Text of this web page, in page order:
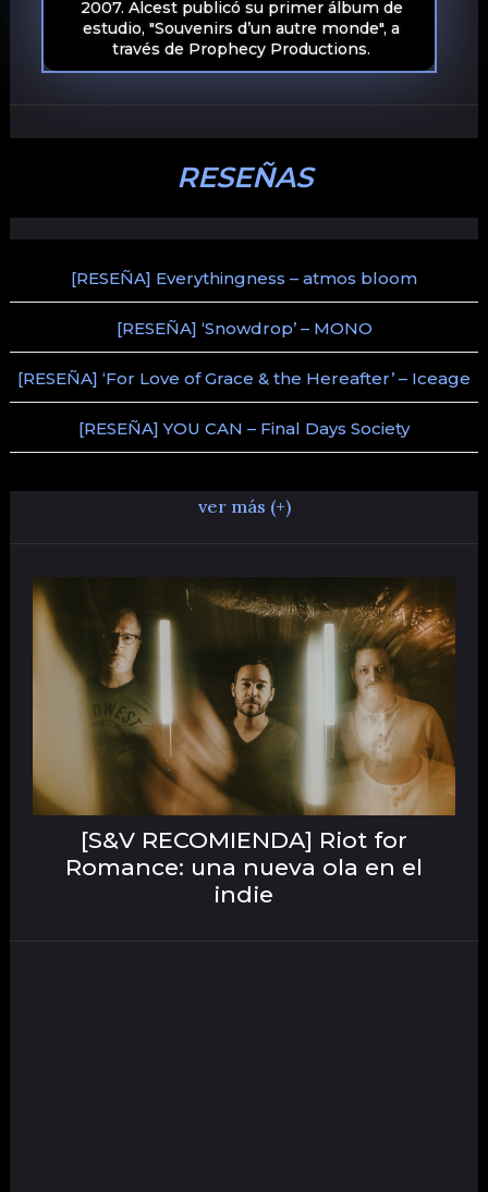
2007. Alcest publicó su primer álbum de
estudio, "Souvenirs d’un autre monde", a
través de Prophecy Productions.
RESEÑAS
[RESEÑA] Everythingness – atmos bloom
[RESEÑA] ‘Snowdrop’ – MONO
[RESEÑA] ‘For Love of Grace & the Hereafter’ – Iceage
[RESEÑA] YOU CAN – Final Days Society
ver más (+)
[S&V RECOMIENDA] Riot for
Romance: una nueva ola en el
indie